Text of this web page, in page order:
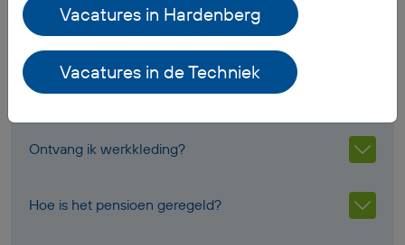
Veelgestelde vragen
Wanneer ontvang ik mijn salaris?
Ontvang ik werkkleding?
Hoe is het pensioen geregeld?
Vacatures in Hardenberg
Vacatures in de Techniek